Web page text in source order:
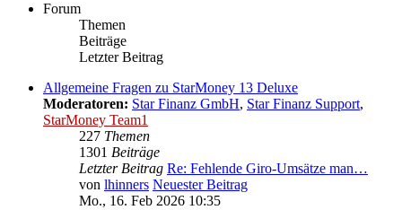
Forum
Themen
Beiträge
Letzter Beitrag
Allgemeine Fragen zu StarMoney 13 Deluxe
Moderatoren: Star Finanz GmbH, Star Finanz Support,
StarMoney Team1
227 Themen
1301 Beiträge
Letzter Beitrag Re: Fehlende Giro-Umsätze man…
von lhinners Neuester Beitrag
Mo., 16. Feb 2026 10:35